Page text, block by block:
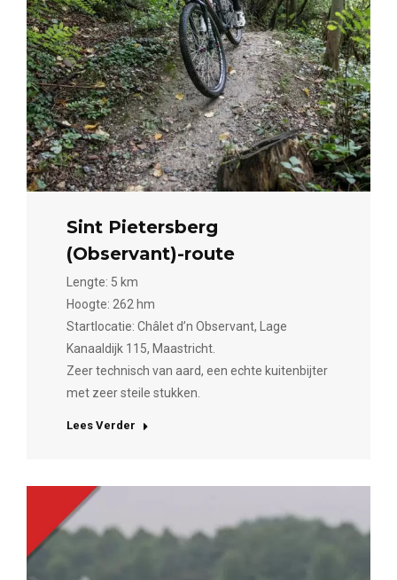
Sint Pietersberg
(Observant)-route
Lengte: 5 km
Hoogte: 262 hm
Startlocatie: Châlet d’n Observant, Lage
Kanaaldijk 115, Maastricht.
Zeer technisch van aard, een echte kuitenbijter
met zeer steile stukken.
Lees Verder